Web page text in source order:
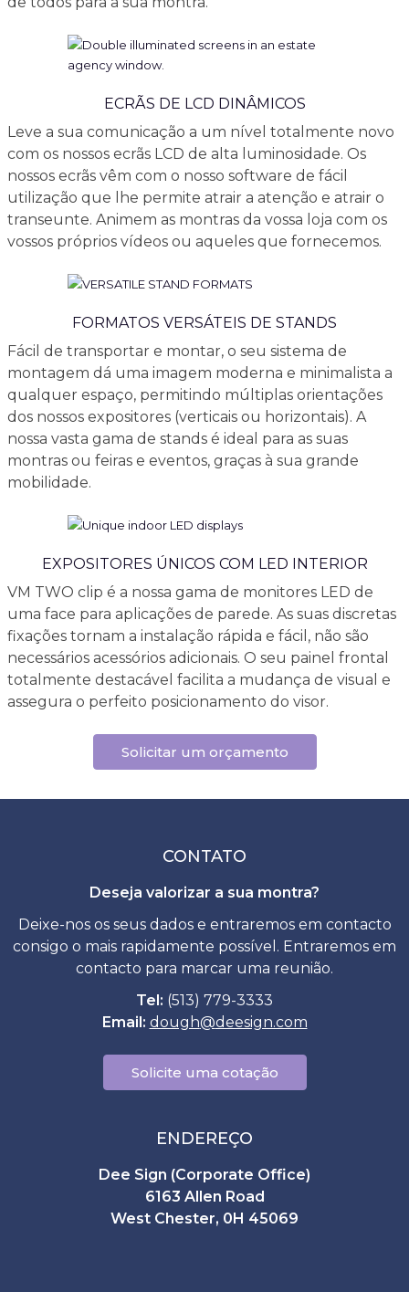
ECRÃS DE LCD DINÂMICOS
Leve a sua comunicação a um nível totalmente novo
com os nossos ecrãs LCD de alta luminosidade. Os
nossos ecrãs vêm com o nosso software de fácil
utilização que lhe permite atrair a atenção e atrair o
transeunte. Animem as montras da vossa loja com os
vossos próprios vídeos ou aqueles que fornecemos.
FORMATOS VERSÁTEIS DE STANDS
Fácil de transportar e montar, o seu sistema de
montagem dá uma imagem moderna e minimalista a
qualquer espaço, permitindo múltiplas orientações
dos nossos expositores (verticais ou horizontais). A
nossa vasta gama de stands é ideal para as suas
montras ou feiras e eventos, graças à sua grande
mobilidade.
EXPOSITORES ÚNICOS COM LED INTERIOR
VM TWO clip é a nossa gama de monitores LED de
uma face para aplicações de parede. As suas discretas
fixações tornam a instalação rápida e fácil, não são
necessários acessórios adicionais. O seu painel frontal
totalmente destacável facilita a mudança de visual e
assegura o perfeito posicionamento do visor.
Solicitar um orçamento
CONTATO
Deseja valorizar a sua montra?
Deixe-nos os seus dados e entraremos em contacto
consigo o mais rapidamente possível. Entraremos em
contacto para marcar uma reunião.
Tel: (513) 779-3333
Email: dough@deesign.com
Solicite uma cotação
ENDEREÇO
Dee Sign (Corporate Office)
6163 Allen Road
West Chester, 0H 45069